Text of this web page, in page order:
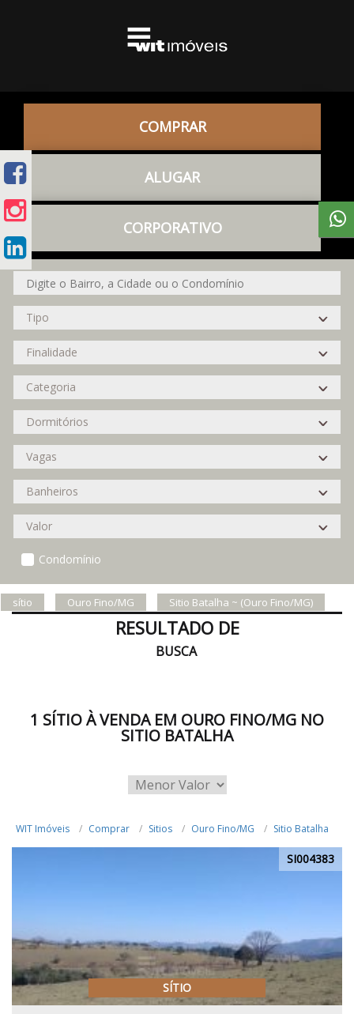
COMPRAR
ALUGAR
CORPORATIVO
Condomínio
sítio Ouro Fino/MG Sitio Batalha ~ (Ouro Fino/MG)
RESULTADO DE
BUSCA
1 SÍTIO À VENDA EM OURO FINO/MG NO
SITIO BATALHA
WIT Imóveis Comprar Sitios Ouro Fino/MG Sitio Batalha
SI004383
SÍTIO